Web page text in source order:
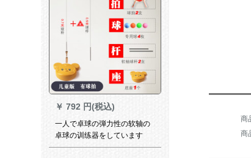
￥ 792 円(税込)
一人で卓球の弾力性の软轴の
卓球の训练器をしています
か？神器のシングルの自练子
商